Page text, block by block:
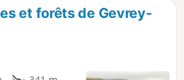
et forêts de Gevrey-